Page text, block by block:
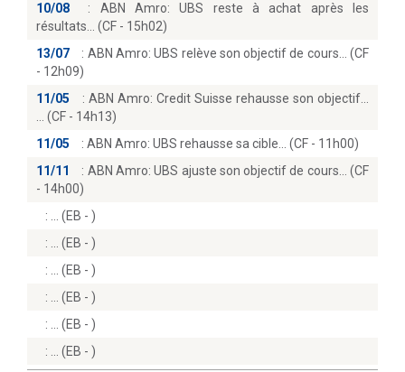
10/08
: ABN Amro: UBS reste à achat après les
résultats… (CF - 15h02)
13/07
: ABN Amro: UBS relève son objectif de cours… (CF
- 12h09)
11/05
: ABN Amro: Credit Suisse rehausse son objectif...
(CF - 14h13)
11/05
: ABN Amro: UBS rehausse sa cible… (CF - 11h00)
11/11
: ABN Amro: UBS ajuste son objectif de cours… (CF
- 14h00)
:
(EB - )
:
(EB - )
:
(EB - )
:
(EB - )
:
(EB - )
:
(EB - )